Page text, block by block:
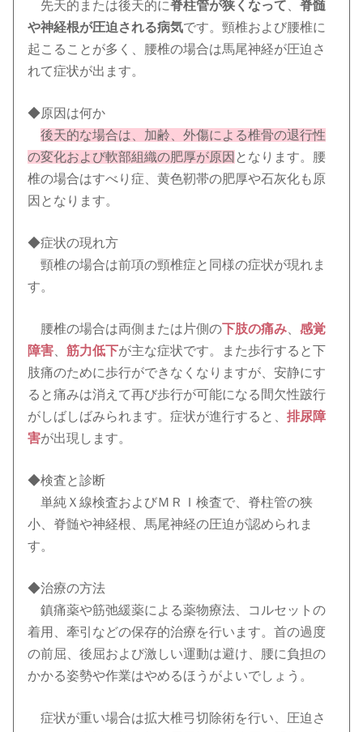
先天的または後天的に脊柱管が狭くなって 、脊髄
や神経根が圧迫される病気です。頸椎および腰椎に
起こることが多く、腰椎の場合は馬尾神経が圧迫さ
れて症状が出ます。
◆原因は何か
後天的な場合は、加齢、外傷による椎骨の退行性
の変化および軟部組織の肥厚が原因 となります。腰
椎の場合はすべり症、黄色靭帯の肥厚や石灰化も原
因となります。
◆症状の現れ方
頸椎の場合は前項の頸椎症と同様の症状が現れま
す。
腰椎の場合は両側または片側の下肢の痛み 、感覚
障害 、筋力低下が主な症状です。また歩行すると下
肢痛のために歩行ができなくなりますが、安静にす
ると痛みは消えて再び歩行が可能になる間欠性跛行
がしばしばみられます。症状が進行すると、排尿障
害が出現します。
◆検査と診断
単純Ｘ線検査およびＭＲＩ検査で、脊柱管の狭
小、脊髄や神経根、馬尾神経の圧迫が認められま
す。
◆治療の方法
鎮痛薬や筋弛緩薬による薬物療法、コルセットの
着用、牽引などの保存的治療を行います。首の過度
の前屈、後屈および激しい運動は避け、腰に負担の
かかる姿勢や作業はやめるほうがよいでしょう。
症状が重い場合は拡大椎弓切除術を行い、圧迫さ